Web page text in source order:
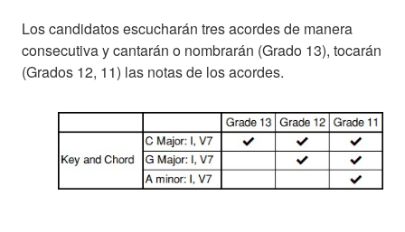
Los candidatos escucharán tres acordes de manera
consecutiva y cantarán o nombrarán (Grado 13), tocarán
(Grados 12, 11) las notas de los acordes.